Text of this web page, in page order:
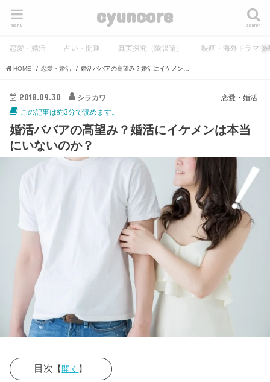
cyuncore search
menu
恋愛・婚活 占い・開運 真実探究（陰謀論） 映画・海外ドラマ・
HOME 恋愛・婚活
恋愛・婚活
2018.09.30
シラカワ
この記事は約3分で読めます。
婚活ババアの高望み？婚活にイケメンは本当
にいないのか？
目次 【開く 】